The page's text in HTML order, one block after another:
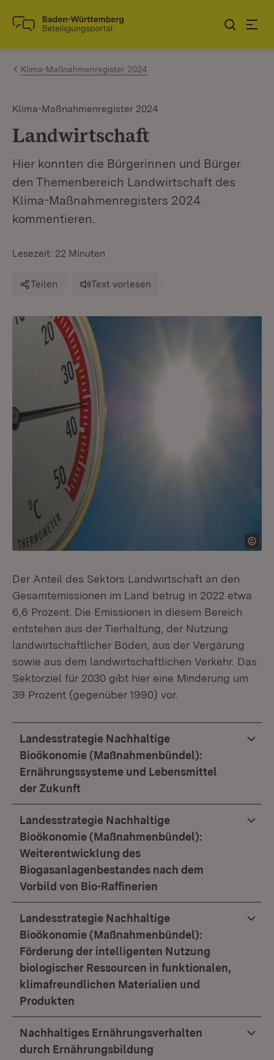
Zum Inhalt springen
Link zur Startseite
Klima-Maßnahmenregister 2024
Klima-Maßnahmenregister 2024
Landwirtschaft
Hier konnten die Bürgerinnen und Bürger
den Themenbereich Landwirtschaft des
Klima-Maßnahmenregisters 2024
kommentieren.
Lesezeit: 22 Minuten
Teilen Text vorlesen
Der Anteil des Sektors Landwirtschaft an den
Gesamtemissionen im Land betrug in 2022 etwa
6,6 Prozent. Die Emissionen in diesem Bereich
entstehen aus der Tierhaltung, der Nutzung
landwirtschaftlicher Böden, aus der Vergärung
sowie aus dem landwirtschaftlichen Verkehr. Das
Sektorziel für 2030 gibt hier eine Minderung um
39 Prozent (gegenüber 1990) vor.
Landesstrategie Nachhaltige
Bioökonomie (Maßnahmenbündel):
Ernährungssysteme und Lebensmittel
der Zukunft
Landesstrategie Nachhaltige
Bioökonomie (Maßnahmenbündel):
Weiterentwicklung des
Biogasanlagenbestandes nach dem
Vorbild von Bio-Raffinerien
Landesstrategie Nachhaltige
Bioökonomie (Maßnahmenbündel):
Förderung der intelligenten Nutzung
biologischer Ressourcen in funktionalen,
klimafreundlichen Materialien und
Produkten
Nachhaltiges Ernährungsverhalten
durch Ernährungsbildung